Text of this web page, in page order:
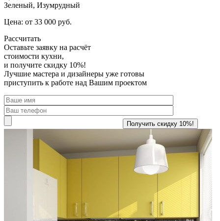
Зеленый, Изумрудный
Цена: от 33 000 руб.
Рассчитать
Оставьте заявку на расчёт
стоимости кухни,
и получите скидку 10%!
Лучшие мастера и дизайнеры уже готовы
приступить к работе над Вашим проектом